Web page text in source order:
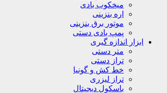
میخکوب بادی
اره بنزینی
موتور برق بنزینی
پمپ بادی دستی
ابزار اندازه گیری
متر دستی
تراز دستی
خط کش و گونیا
تراز لیزری
باسکول دیجیتال